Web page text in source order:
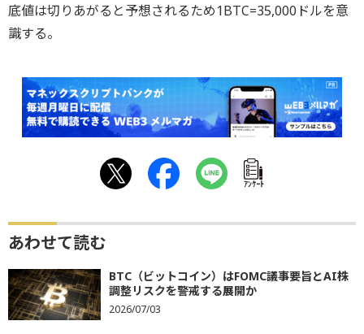
底値は切りあがると予想されるため1BTC=35,000ドルを意
識する。
ｱﾝｹｰﾄ
あわせて読む
BTC（ビットコイン）はFOMC議事要旨とAI株
調整リスクを警戒する展開か
2026/07/03